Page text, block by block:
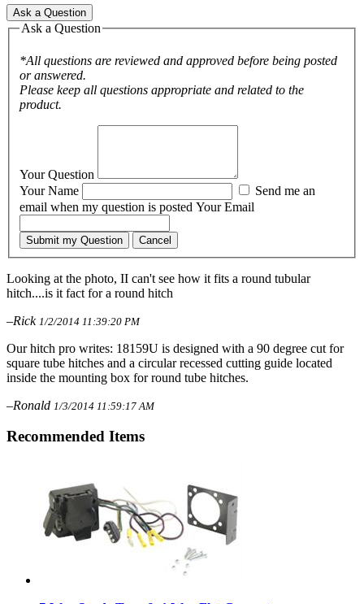
Ask a Question
Ask a Question
*All questions are reviewed and approved before being posted
or answered.
Please keep all questions appropriate and related to the
product.
Your Question
Your Name
email when my question is posted Your Email
Submit my Question Cancel
Looking at the photo, II can't see how it fits a round tubular
hitch....is it fact for a round hitch
–Rick 1/2/2014 11:39:20 PM
Our hitch pro writes: 18159U is designed with a 90 degree cut for
square tube hitches and a circular recessed cutting guide located
inside the mounting box for round tube hitches.
–Ronald 1/3/2014 11:59:17 AM
Recommended Items